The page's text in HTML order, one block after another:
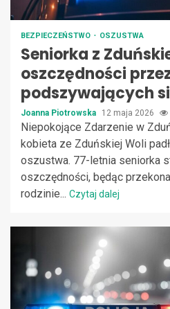
BEZPIECZEŃSTWO OSZUSTWA
Seniorka z
oszczędności
podszywających
Joanna Piotrowska 12 maja 2026
Niepokojące Zdarzenie w
kobieta ze Zduńskiej Woli
oszustwa. 77-letnia seniorka
oszczędności, będąc
rodzinie... Czytaj dalej